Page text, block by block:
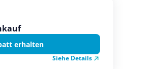
erhalten
Siehe Details